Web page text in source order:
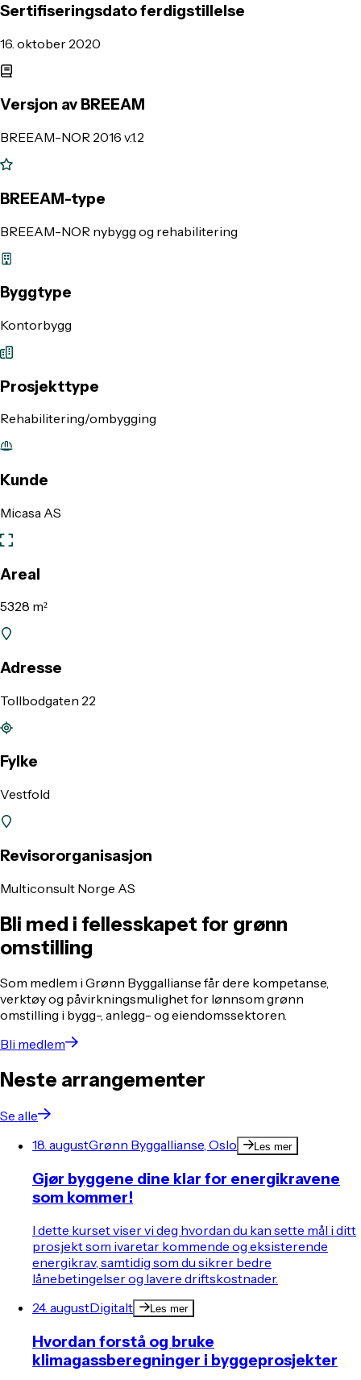
Sertifiseringsdato ferdigstillelse
16. oktober 2020
Versjon av BREEAM
BREEAM-NOR 2016 v.1.2
BREEAM-type
BREEAM-NOR nybygg og rehabilitering
Byggtype
Kontorbygg
Prosjekttype
Rehabilitering/ombygging
Kunde
Micasa AS
Areal
5328 m²
Adresse
Tollbodgaten 22
Fylke
Vestfold
Revisororganisasjon
Multiconsult Norge AS
Bli med i fellesskapet for grønn
omstilling
Som medlem i Grønn Byggallianse får dere kompetanse,
verktøy og påvirkningsmulighet for lønnsom grønn
omstilling i bygg-, anlegg- og eiendomssektoren.
Bli medlem
Neste arrangementer
Se alle
18. augustGrønn Byggallianse, Oslo Les mer
Gjør byggene dine klar for energikravene
som kommer!
I dette kurset viser vi deg hvordan du kan sette mål i ditt
prosjekt som ivaretar kommende og eksisterende
energikrav, samtidig som du sikrer bedre
lånebetingelser og lavere driftskostnader.
24. augustDigitalt Les mer
Hvordan forstå og bruke
klimagassberegninger i byggeprosjekter